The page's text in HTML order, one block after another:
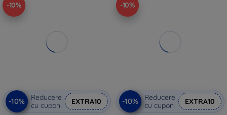
-10%
-10%
Reducere
cu cupon
EXTRA10
-10%
-10%
Reducere
cu cupon
EXTRA10